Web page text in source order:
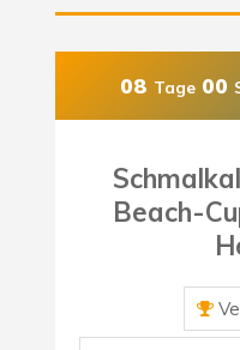
08 Tage 00
Beach-